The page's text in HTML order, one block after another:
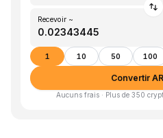
Recevoir ~
1 10 50 100
Convertir
Aucuns frais · Plus de 350